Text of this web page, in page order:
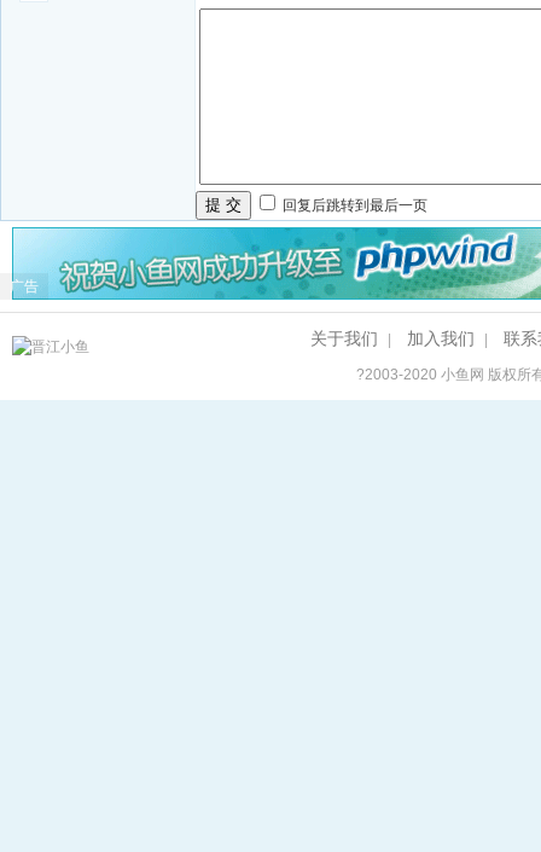
提 交 回复后跳转到最后一页
广告
关于我们 加入我们 联系
?2003-2020小鱼网 版权所